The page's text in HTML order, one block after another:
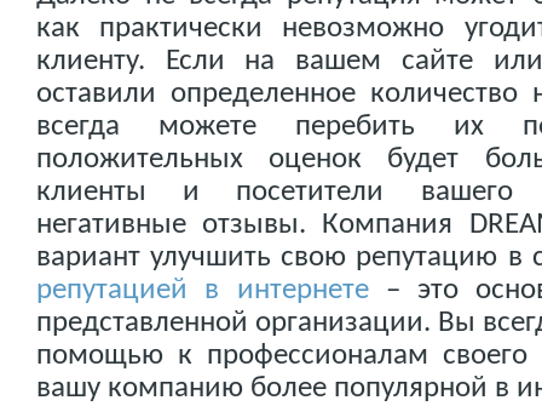
как практически невозможно
клиенту. Если на вашем сайте
оставили определенное количество
всегда можете перебить их
положительных оценок будет
клиенты и посетители вашего
негативные отзывы. Компания
вариант улучшить свою репутацию в
репутацией в интернете– это
представленной организации. Вы
помощью к профессионалам своего
вашу компанию более популярной в